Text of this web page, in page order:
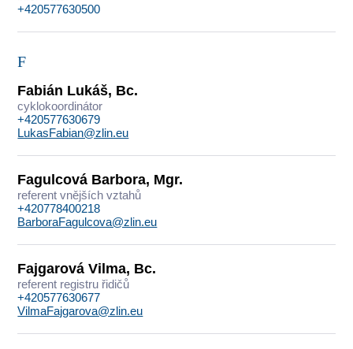
+420577630500
F
Fabián Lukáš, Bc.
cyklokoordinátor
+420577630679
LukasFabian@zlin.eu
Fagulcová Barbora, Mgr.
referent vnějších vztahů
+420778400218
BarboraFagulcova@zlin.eu
Fajgarová Vilma, Bc.
referent registru řidičů
+420577630677
VilmaFajgarova@zlin.eu